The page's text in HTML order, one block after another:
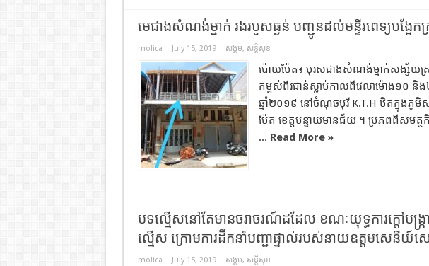
មេជាងសំណង់ម្នាក់ រងរបួសធ្ងន់ បញ្ជូនដល់មន្ទីរពេទ្យបង្អែ
molica July 15, 2019 សង្គម, សន្តិសុខ
ប៉ោយប៉ែត៖ បុរសជាងសំណង់ម្នាក់សង្ស័យស្រ
កម្ពស់ពីរជាន់ស្លាប់កាលពីវេលាម៉ោង១០ និង
ឆ្នាំ២០១៩ នៅចំណុចបុរី K.T.H ឋិតក្នុងភូមិ
ប៉ែត ខេត្តបន្ទាយមានជ័យ ។ ប្រភពពីសមត្ថកិ
... Read More »
បទល្មើសនៅតែមានចរាចរណ៍ដដែល ខណៈយុទ្ធការក្តៅបង្ក្រា
ល្មើស ក្រោមការដឹកនាំបញ្ជាផ្ទាល់របស់នាយឧត្តមសេនីយ៍
molica July 15, 2019 សង្គម, សន្តិសុខ